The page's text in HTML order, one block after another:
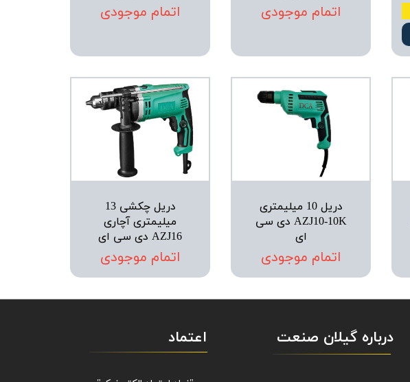
اتمام موجودی اتمام موجودی
دریل 10 میلیمتری
AZJ10-10K دی سی
ای
اتمام موجودی
دریل چکشی 13
میلیمتری آچاری
AZJ16 دی سی ای
اتمام موجودی
اعتماد درباره گیلان صنعت